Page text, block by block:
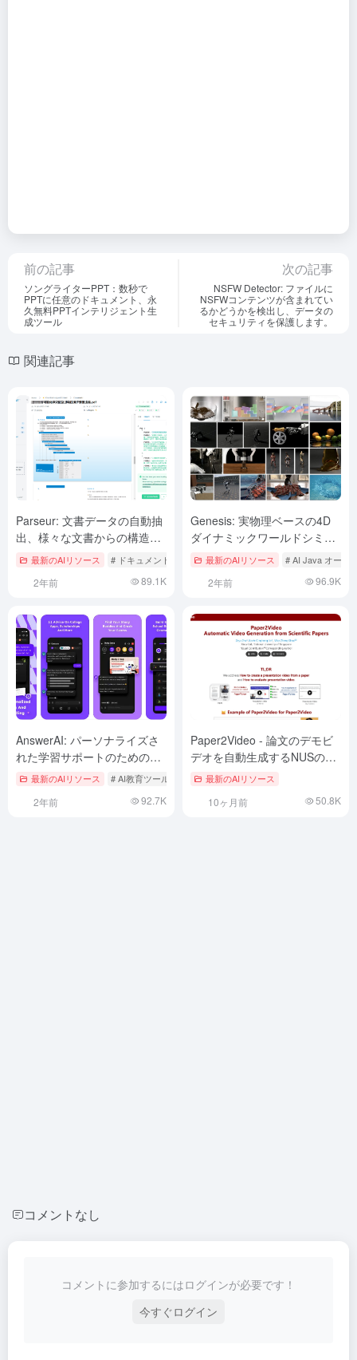
前の記事
ソングライターPPT：数秒で
PPTに任意のドキュメント、永
久無料PPTインテリジェント生
成ツール
次の記事
NSFW Detector: ファイルに
NSFWコンテンツが含まれてい
るかどうかを検出し、データの
セキュリティを保護します。
関連記事
Parseur: 文書データの自動抽
出、様々な文書からの構造化
テキスト抽出
最新のAIリソース # ドキュメントの抽出とクリーニング
2年前 89.1K
Genesis: 実物理ベースの4D
ダイナミックワールドシミュ
レーションのためのオープン
最新のAIリソース # AI Java オープ
2年前 96.9K
AnswerAI: パーソナライズさ
れた学習サポートのためのイ
ンテリジェントな学習支援を
最新のAIリソース # AI教育ツール
2年前 92.7K
Paper2Video - 論文のデモビ
デオを自動生成するNUSのオ
ープンソースプロジェクト
最新のAIリソース
10ヶ月前 50.8K
コメントなし
コメントに参加するにはログインが必要です！
今すぐログイン